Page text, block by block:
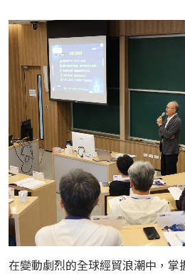
在變動劇烈的全球經貿浪潮中，掌